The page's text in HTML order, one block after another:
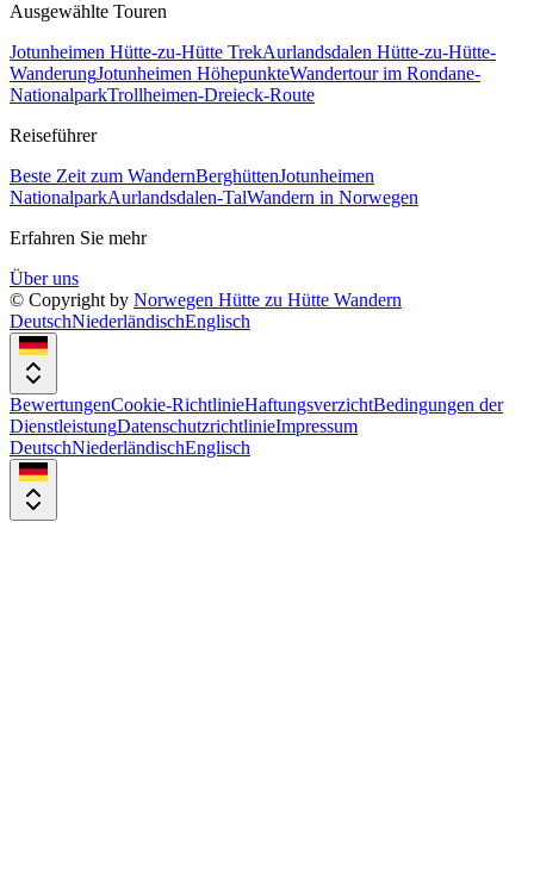
Ausgewählte Touren
Jotunheimen Hütte-zu-Hütte TrekAurlandsdalen Hütte-zu-Hütte-
WanderungJotunheimen HöhepunkteWandertour im Rondane-
NationalparkTrollheimen-Dreieck-Route
Reiseführer
Beste Zeit zum WandernBerghüttenJotunheimen
NationalparkAurlandsdalen-TalWandern in Norwegen
Erfahren Sie mehr
Über uns
© Copyright by Norwegen Hütte zu Hütte Wandern
DeutschNiederländischEnglisch
BewertungenCookie-RichtlinieHaftungsverzichtBedingungen der
DienstleistungDatenschutzrichtlinieImpressum
DeutschNiederländischEnglisch